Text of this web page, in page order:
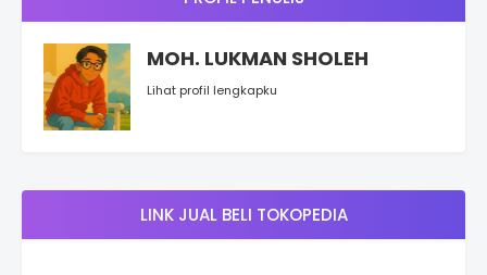
MOH. LUKMAN SHOLEH
Lihat profil lengkapku
LINK JUAL BELI TOKOPEDIA